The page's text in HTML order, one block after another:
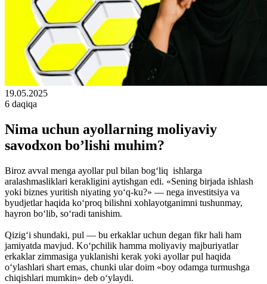
19.05.2025
6 daqiqa
Nima uchun ayollarning moliyaviy
savodxon bo’lishi muhim?
Biroz avval menga ayollar pul bilan bog‘liq ishlarga
aralashmasliklari kerakligini aytishgan edi. «Sening birjada ishlash
yoki biznes yuritish niyating yo‘q-ku?» — nega investitsiya va
byudjetlar haqida ko‘proq bilishni xohlayotganimni tushunmay,
hayron bo‘lib, so‘radi tanishim.
Qizig‘i shundaki, pul — bu erkaklar uchun degan fikr hali ham
jamiyatda mavjud. Ko‘pchilik hamma moliyaviy majburiyatlar
erkaklar zimmasiga yuklanishi kerak yoki ayollar pul haqida
o‘ylashlari shart emas, chunki ular doim «boy odamga turmushga
chiqishlari mumkin» deb o‘ylaydi.